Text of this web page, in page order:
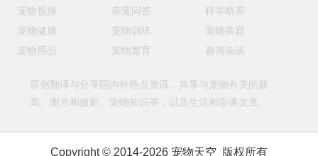
宠物视频
养宠问答
科学喂养
宠物健康
宠物训练
宠物美容
宠物用品
宠物繁育 趣闻杂谈
原创翻译与分享国内外热点资讯，共享与宠物有关的新
闻、图片和摄影、宠物知识等，以及生活和杂谈文章。
Copyright © 2014-2026 宠物天空 版权所有